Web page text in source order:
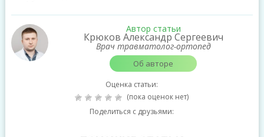
Автор статьи
Крюков Александр Сергеевич
Врач травматолог-ортопед
Об авторе
Оценка статьи:
(пока оценок нет)
Поделиться с друзьями: